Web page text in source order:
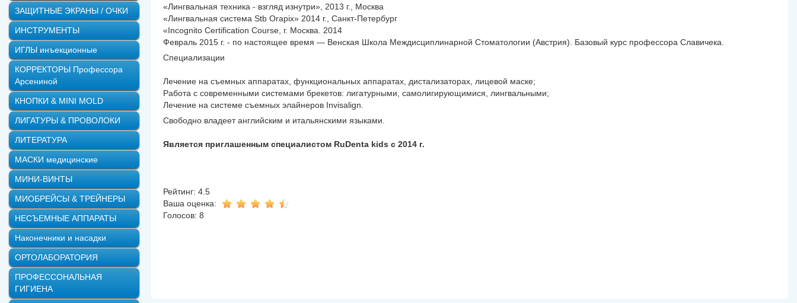
«Лингвальная техника - взгляд изнутри», 2013 г., Москва
«Лингвальная система Stb Orapix» 2014 г., Санкт-Петербург
«Incognito Certification Course, г. Москва. 2014
Февраль 2015 г. - по настоящее время — Венская Школа Междисциплинарной Стоматологии (Австрия). Базовый курс профессора Славичека.
Специализации
Лечение на съемных аппаратах, функциональных аппаратах, дистализаторах, лицевой маске;
Работа с современными системами брекетов: лигатурными, самолигирующимися, лингвальными;
Лечение на системе съемных элайнеров Invisalign.
Свободно владеет английским и итальянскими языками.
Является приглашенным специалистом RuDenta kids с 2014 г.
Рейтинг: 4.5
Ваша оценка:
Голосов: 8
ЗАЩИТНЫЕ ЭКРАНЫ / ОЧКИ
ИНСТРУМЕНТЫ
ИГЛЫ инъекционные
КОРРЕКТОРЫ Профессора
Арсениной
КНОПКИ & MINI MOLD
ЛИГАТУРЫ & ПРОВОЛОКИ
ЛИТЕРАТУРА
МАСКИ медицинские
МИНИ-ВИНТЫ
МИОБРЕЙСЫ & ТРЕЙНЕРЫ
НЕСЪЕМНЫЕ АППАРАТЫ
Наконечники и насадки
ОРТОЛАБОРАТОРИЯ
ПРОФЕССОНАЛЬНАЯ
ГИГИЕНА